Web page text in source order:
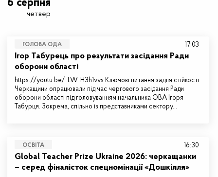
6 серпня
четвер
ГОЛОВА ОДА
Ігор Табурець про результати засідання Ради
оборони області
https://youtu.be/-LW-H3h1vvs Ключові питання задля стійкості
Черкащини опрацювали під час чергового засідання Ради
оборони області під головуванням начальника ОВА Ігоря
Табурця. Зокрема, спільно із представниками сектору…
17:03
ОСВІТА
Global Teacher Prize Ukraine 2026: черкащанки
– серед фіналісток спецномінації «Дошкілля»
16:30